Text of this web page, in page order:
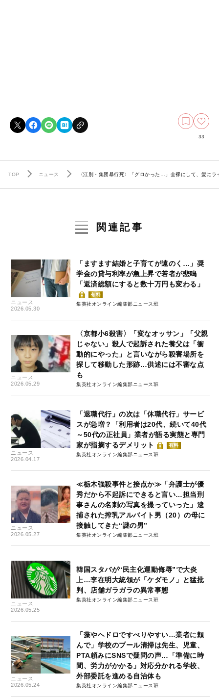
33
TOP ニュース 〈江別・集団暴行死〉「グロかった…」全裸にして、髪に
関連記事
ニュース
2026.05.30
「ますます結婚と子育てが遠のく…」奨
学金の貸与利率が急上昇で若者が悲鳴
「返済総額にすると数十万円も変わる」
有料
集英社オンライン編集部ニュース班
ニュース
2026.05.29
〈京都小6殺害〉「変なオッサン」「父親
じゃない」殺人で起訴された養父は「衝
動的にやった」と言いながら殺害場所を
探して移動した形跡…供述には不審な点
も
集英社オンライン編集部ニュース班
ニュース
2026.04.17
「退職代行」の次は「休職代行」サービ
スが急増？「利用者は20代、続いて40代
～50代の正社員」業者が語る実態と専門
家が指摘するデメリット
有料
集英社オンライン編集部ニュース班
ニュース
2026.05.27
≪栃木強殺事件と接点か≫「弁護士が優
秀だから不起訴にできると言い…担当刑
事さんの名刺の写真を撮っていった」逮
捕された搾乳アルバイト男（20）の母に
接触してきた“謎の男”
集英社オンライン編集部ニュース班
ニュース
2026.05.25
韓国スタバが“民主化運動侮辱”で大炎
上…李在明大統領が「ケダモノ」と猛批
判、店舗ガラガラの異常事態
集英社オンライン編集部ニュース班
ニュース
2026.05.24
「藻やヘドロですべりやすい…業者に頼
んで」学校のプール清掃は先生、児童、
PTA頼みにSNSで疑問の声…「準備に時
間、労力がかかる」対応分かれる学校、
外部委託を進める自治体も
集英社オンライン編集部ニュース班